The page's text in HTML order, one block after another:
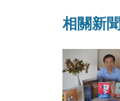
相關新聞